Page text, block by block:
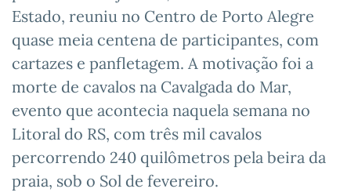
Estado, reuniu no Centro de Porto Alegre
quase meia centena de participantes, com
cartazes e panfletagem. A motivação foi a
morte de cavalos na Cavalgada do Mar,
evento que acontecia naquela semana no
Litoral do RS, com três mil cavalos
percorrendo 240 quilômetros pela beira da
praia, sob o Sol de fevereiro.